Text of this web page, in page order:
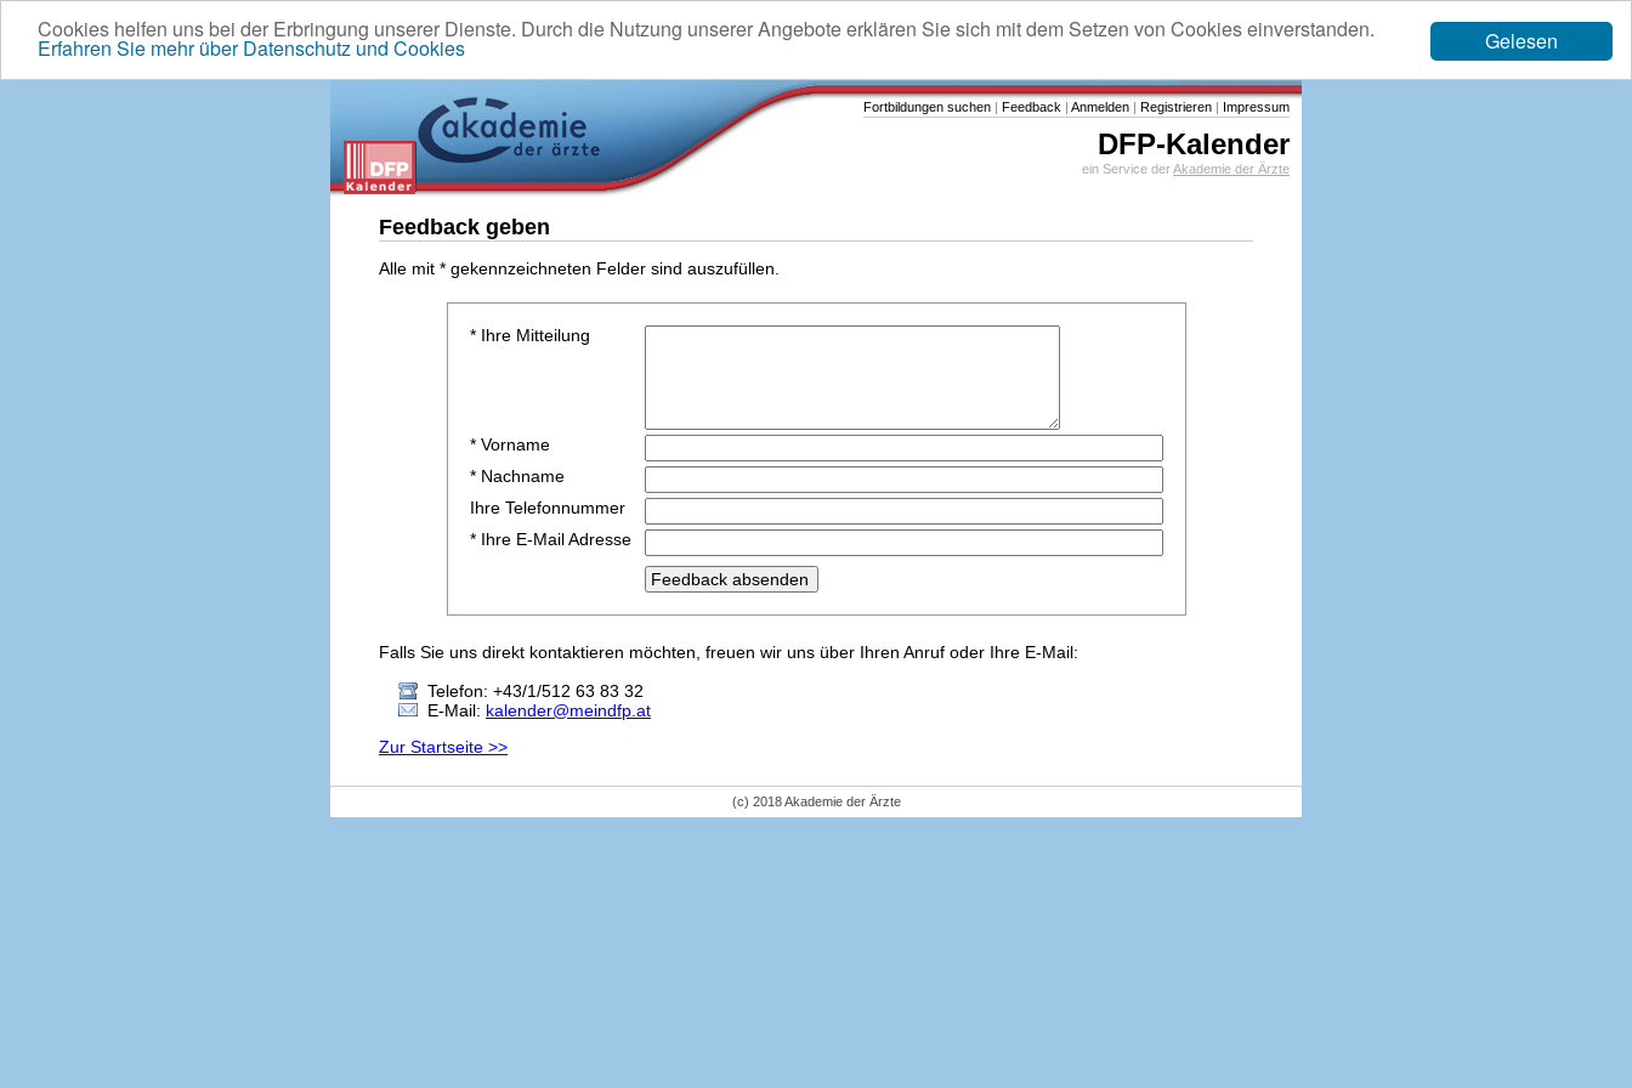
Gelesen
Cookies helfen uns bei der Erbringung unserer Dienste. Durch die Nutzung unserer Angebote erklären Sie sich mit dem Setzen von Cookies einverstanden.
Erfahren Sie mehr über Datenschutz und Cookies
Fortbildungen suchen | Feedback | Anmelden | Registrieren | Impressum
DFP-Kalender
ein Service derAkademie der Ärzte
Feedback geben
Alle mit * gekennzeichneten Felder sind auszufüllen.
* Ihre Mitteilung
* Vorname
* Nachname
Ihre Telefonnummer
* Ihre E-Mail Adresse
Falls Sie uns direkt kontaktieren möchten, freuen wir uns über Ihren Anruf oder Ihre E-Mail:
Telefon: +43/1/512 63 83 32
E-Mail: kalender@meindfp.at
Zur Startseite >>
(c) 2018 Akademie der Ärzte